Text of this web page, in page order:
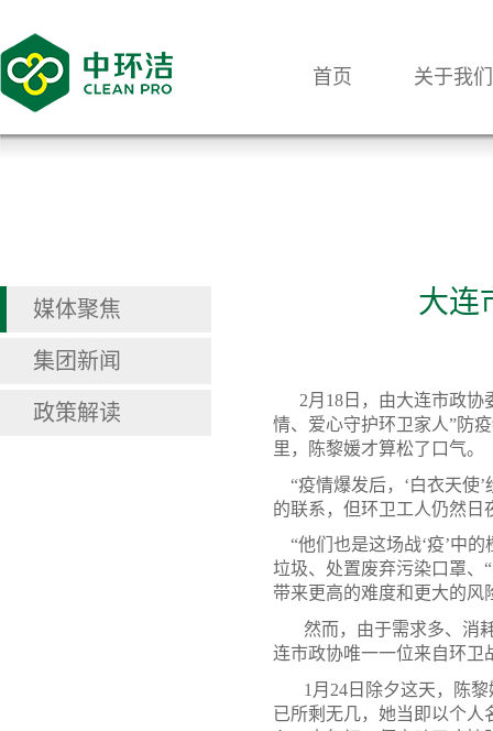
首页 关于我们
媒体聚焦
集团新闻
政策解读
大连
2月18日，由大连市政协
情、爱心守护环卫家人”防
里，陈黎媛才算松了口气。
“疫情爆发后，‘白衣天使’
的联系，但环卫工人仍然日
“他们也是这场战‘疫’中的
垃圾、处置废弃污染口罩、
带来更高的难度和更大的风
然而，由于需求多、消耗
连市政协唯一一位来自环卫
1月24日除夕这天，陈黎
已所剩无几，她当即以个